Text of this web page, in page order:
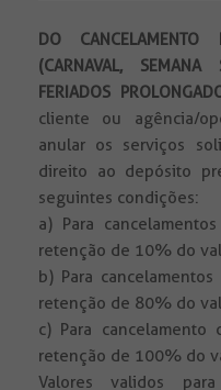
DO CANCELAMENTO
(CARNAVAL,
FERIADOS
cliente ou agência/
anular os serviços
direito ao depósito
seguintes condições:
a) Para
retenção de 10% do
b) Para
retenção de 80% do
c) Para
retenção de 100% do
Valores validos